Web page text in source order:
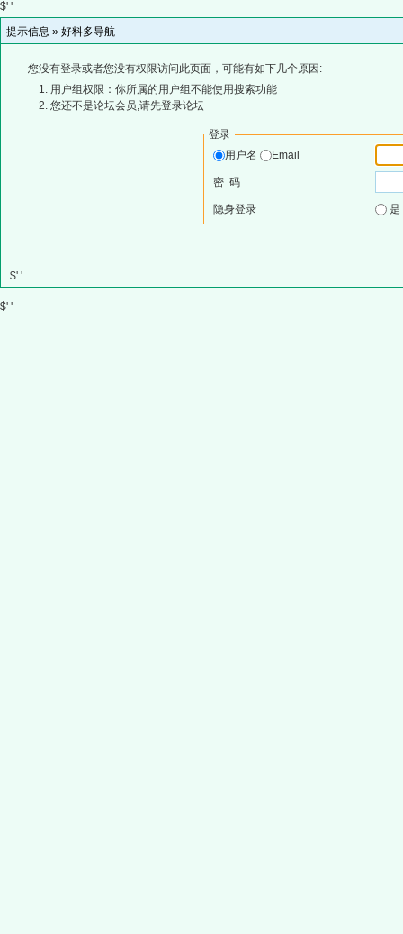
$' '
提示信息 » 好料多导航
您没有登录或者您没有权限访问此页面，可能有如下几个原因:
用户组权限：你所属的用户组不能使用搜索功能
您还不是论坛会员,请先登录论坛
登录
用户名
Email
密 码
隐身登录
$' '
$' '